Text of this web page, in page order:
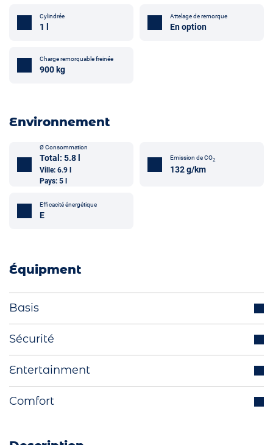
Cylindrée
1 l
Attelage de remorque
En option
Charge remorquable freinée
900 kg
Environnement
Ø Consommation
Total: 5.8 l
Ville: 6.9 l
Pays: 5 l
Emission de CO2
132 g/km
Efficacité énergétique
E
Équipment
Basis
Phares à LED
Fonction Start-Stop
Rétroviseurs extérieurs escamotables
Sécurité
Assistant anti franchissement de ligne
Reconnaissance des panneaux de signalisation
Entertainment
Comfort